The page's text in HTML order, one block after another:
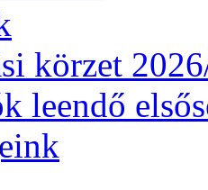
körzet
leendő